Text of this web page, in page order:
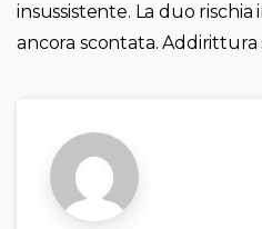
insussistente. La duo rischia
ancora scontata. Addirittura